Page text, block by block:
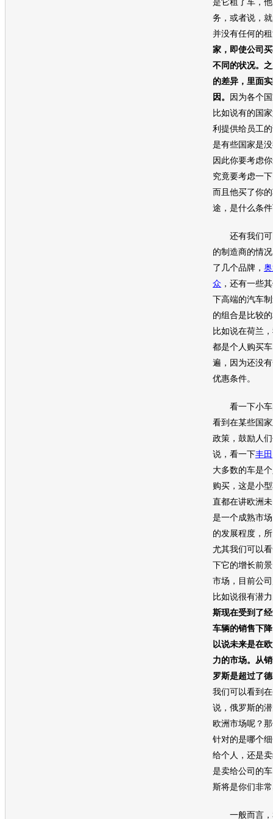
是它租了车，
务，或者说，
并没有任何的
家，即使公司
不同的状况。
的差异，里面
因。
因为各个
比如说有的国
利提供给员工
是有些国家是
因此你要考虑
究竟要考虑一
而且他买了你
途，是什么条
还有我们可
的制造商的情
了几个品牌，
众 ，还有一些
下高端的汽车
的组合是比较
比如说在荷兰
都是个人购买车
遍，因为还没
优惠条件。
看一下小车
看到在某些国
政策，鼓励人
说，看一下丰田
大多数的车是
购买，这是小
直都在讲欧洲
是一个成熟市
的发展程度，
尤其我们可以
下它的增长前
市场，目前公司
比如说很有潜
斯现在受到了
车辆的销售下
以说未来是在
力的市场。从
罗斯是超过了
我们可以看到
说，俄罗斯的
欧洲市场呢？
针对的是哪个
给个人，还是
是卖给公司的
斯将是你们非
一般而言，